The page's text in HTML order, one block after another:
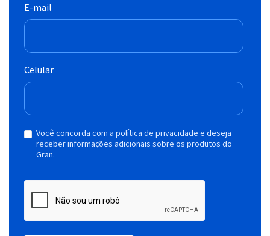
E-mail
Celular
Você concorda com a política de privacidade e deseja
receber informações adicionais sobre os produtos do
Gran.